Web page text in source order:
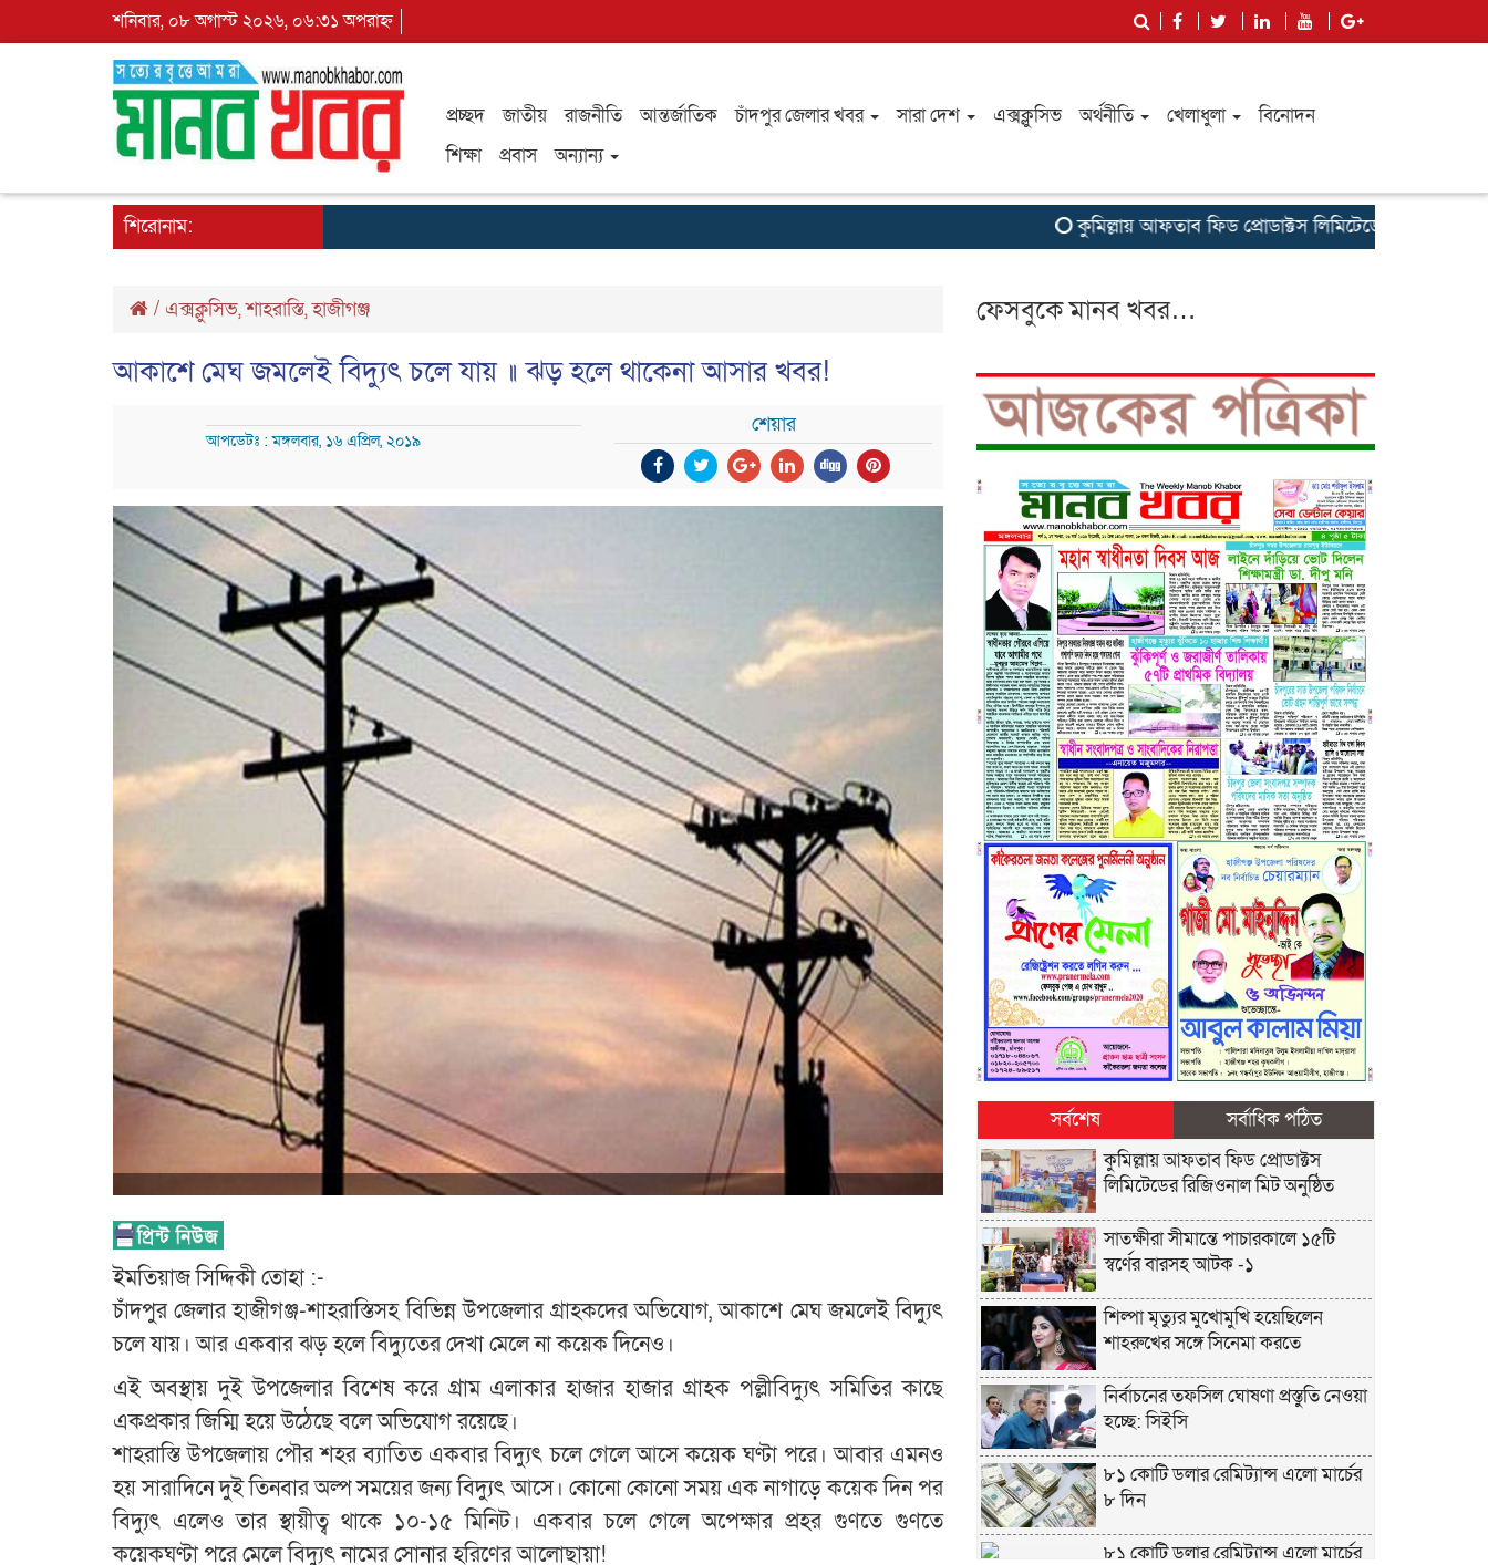
শনিবার, ০৮ অগাস্ট ২০২৬, ০৬:৩১ অপরাহ্ন
প্রচ্ছদ জাতীয় রাজনীতি আন্তর্জাতিক চাঁদপুর জেলার খবর সারা দেশ এক্সক্লুসিভ অর্থনীতি খেলাধুলা
বিনোদন
শিক্ষা
প্রবাস অন্যান্য
শিরোনাম: কুমিল্লায় আফতাব ফিড প্রোডাক্টস লিমিটেডের রিজিওনাল মিট
/ এক্সক্লুসিভ,শাহরাস্তি,হাজীগঞ্জ
আকাশে মেঘ জমলেই বিদ্যুৎ চলে যায় ॥ ঝড় হলে থাকেনা আসার খবর!
আপডেটঃ : মঙ্গলবার, ১৬ এপ্রিল, ২০১৯
শেয়ার
ইমতিয়াজ সিদ্দিকী তোহা :-
চাঁদপুর জেলার হাজীগঞ্জ-শাহরাস্তিসহ বিভিন্ন উপজেলার গ্রাহকদের অভিযোগ, আকাশে মেঘ জমলেই বিদ্যুৎ
চলে যায়। আর একবার ঝড় হলে বিদ্যুতের দেখা মেলে না কয়েক দিনেও।
এই অবস্থায় দুই উপজেলার বিশেষ করে গ্রাম এলাকার হাজার হাজার গ্রাহক পল্লীবিদ্যুৎ সমিতির কাছে
একপ্রকার জিম্মি হয়ে উঠেছে বলে অভিযোগ রয়েছে।
শাহরাস্তি উপজেলায় পৌর শহর ব্যাতিত একবার বিদ্যুৎ চলে গেলে আসে কয়েক ঘণ্টা পরে। আবার এমনও
হয় সারাদিনে দুই তিনবার অল্প সময়ের জন্য বিদ্যুৎ আসে। কোনো কোনো সময় এক নাগাড়ে কয়েক দিন পর
বিদ্যুৎ এলেও তার স্থায়ীত্ব থাকে ১০-১৫ মিনিট। একবার চলে গেলে অপেক্ষার প্রহর গুণতে গুণতে
কয়েকঘণ্টা পরে মেলে বিদ্যুৎ নামের সোনার হরিণের আলোছায়া!
ফেসবুকে মানব খবর…
সর্বশেষ
সর্বাধিক পঠিত
কুমিল্লায় আফতাব ফিড প্রোডাক্টস
লিমিটেডের রিজিওনাল মিট অনুষ্ঠিত
সাতক্ষীরা সীমান্তে পাচারকালে ১৫টি
স্বর্ণের বারসহ আটক -১
শিল্পা মৃত্যুর মুখোমুখি হয়েছিলেন
শাহরুখের সঙ্গে সিনেমা করতে
নির্বাচনের তফসিল ঘোষণা প্রস্তুতি নেওয়া
হচ্ছে: সিইসি
৮১ কোটি ডলার রেমিট্যান্স এলো মার্চের
৮ দিন
৮১ কোটি ডলার রেমিট্যান্স এলো মার্চের